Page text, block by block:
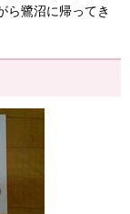
ら鷺沼に帰ってき